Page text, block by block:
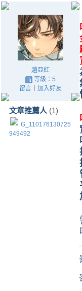
趙亞紅
等級：5
留言｜ 加入好友
文章推薦人 (1)
G_110176130725
949492